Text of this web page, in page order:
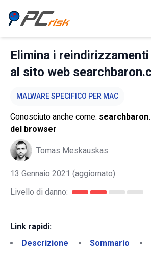
Elimina i
al sito web
MALWARE SPECIFICO PER MAC
Conosciuto anche come:
del browser
Tomas Meskauskas
13 Gennaio 2021 (aggiornato)
Livello di danno:
Link rapidi:
Descrizione
Sommario